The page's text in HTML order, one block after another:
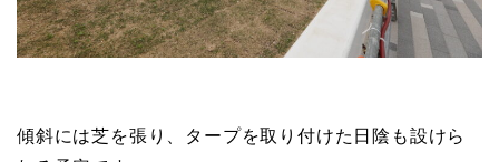
傾斜には芝を張り、タープを取り付けた日陰も設けら